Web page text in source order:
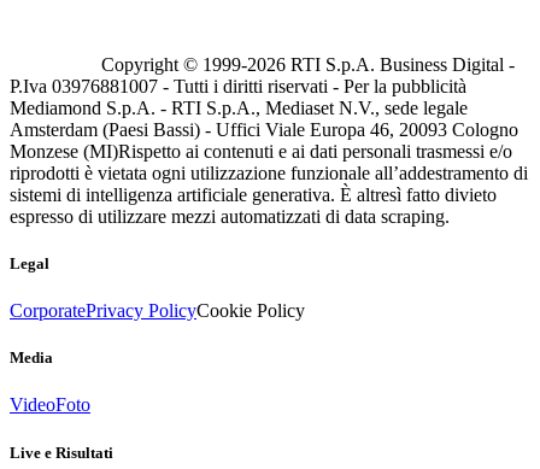
Copyright © 1999-2026 RTI S.p.A. Business Digital -
P.Iva 03976881007 - Tutti i diritti riservati - Per la pubblicità
Mediamond S.p.A. - RTI S.p.A., Mediaset N.V., sede legale
Amsterdam (Paesi Bassi) - Uffici Viale Europa 46, 20093 Cologno
Monzese (MI)Rispetto ai contenuti e ai dati personali trasmessi e/o
riprodotti è vietata ogni utilizzazione funzionale all’addestramento di
sistemi di intelligenza artificiale generativa. È altresì fatto divieto
espresso di utilizzare mezzi automatizzati di data scraping.
Legal
CorporatePrivacy PolicyCookie Policy
Media
VideoFoto
Live e Risultati